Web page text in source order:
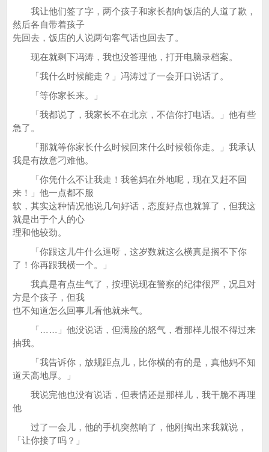
我让他们签了字，两个孩子和家长都向饭店的人道了歉，
然后各自带着孩子
先回去，饭店的人说两句客气话也回去了。
现在就剩下冯涛，我也没答理他，打开电脑录档案。
「我什么时候能走？」冯涛过了一会开口说话了。
「等你家长来。」
「我都说了，我家长不在北京，不信你打电话。」他有些
急了。
「那就等你家长什么时候回来什么时候领你走。」我承认
我是有故意刁难他。
「你凭什么不让我走！我爸妈在外地呢，现在又赶不回
来！」他一点都不服
软，其实这种情况他说几句好话，态度好点也就算了，但我这
就是出于个人的心
理和他较劲。
「你跟这儿牛什么逼呀，这岁数就这么横真是搁不下你
了！你再跟我横一个。」
我真是有点生气了，按理说现在警察的纪律很严，况且对
方是个孩子，但我
也不知道怎么回事儿看他就来气。
「……」他没说话，但满脸的怒气，看那样儿恨不得过来
抽我。
「我告诉你，放规距点儿，比你横的有的是，真他妈不知
道天高地厚。」
我说完他也没有说话，但表情还是那样儿，我干脆不再理
他
过了一会儿，他的手机突然响了，他刚掏出来我就说，
「让你接了吗？」